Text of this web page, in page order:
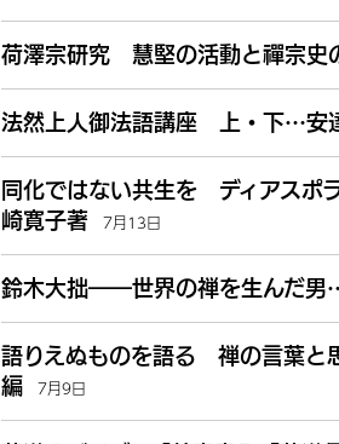
荷澤宗研究 慧堅の活動と禪宗史
法然上人御法語講座 上・下…安
同化ではない共生を ディアスポ
崎寛子著
7月13日
鈴木大拙――世界の禅を生んだ男
語りえぬものを語る 禅の言葉と
編
7月9日